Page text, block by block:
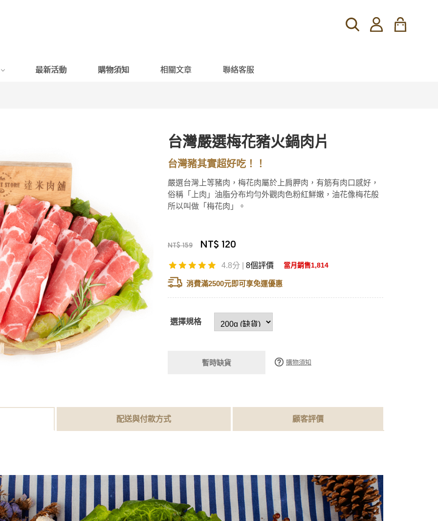
最新活動 購物須知 相關文章 聯絡客服
台灣嚴選梅花豬火鍋肉片
台灣豬其實超好吃！！
嚴選台灣上等豬肉，梅花肉屬於上肩胛肉，有筋有肉口感好，
俗稱「上肉」油脂分布均勻外觀肉色粉紅鮮嫩，油花像梅花般
所以叫做「梅花肉」。
NT$ 159 NT$ 120
4.8分 | 8個評價 當月銷售1,814
消費滿2500元即可享免運優惠
選擇規格
暫時缺貨 購物須知
配送與付款方式 顧客評價